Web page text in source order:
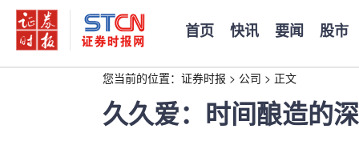
首页 快讯 要闻 股市
您当前的位置： 证券时报 > 公司 > 正文
久久爱：时间酿造的